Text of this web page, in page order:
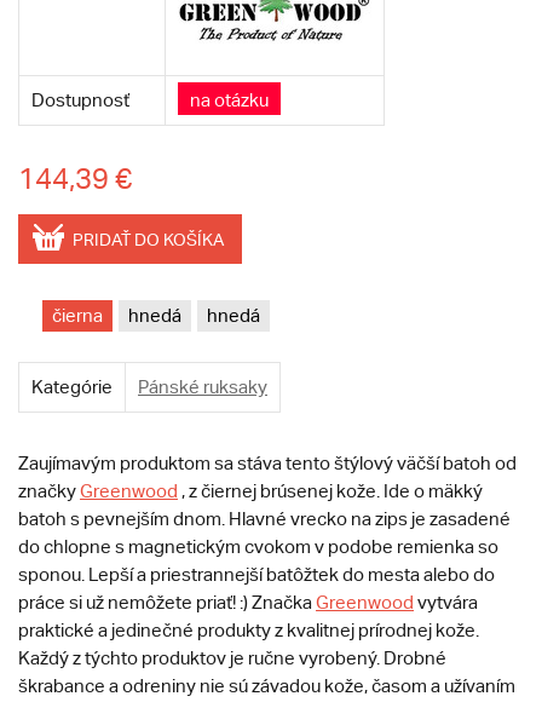
Dostupnosť na otázku
144,39 €
PRIDAŤ DO KOŠÍKA
čierna hnedá hnedá
Kategórie Pánské ruksaky
Zaujímavým produktom sa stáva tento štýlový väčší batoh od
značkyGreenwood , z čiernej brúsenej kože. Ide o mäkký
batoh s pevnejším dnom. Hlavné vrecko na zips je zasadené
do chlopne s magnetickým cvokom v podobe remienka so
sponou. Lepší a priestrannejší batôžtek do mesta alebo do
práce si už nemôžete priať! :) Značka Greenwood vytvára
praktické a jedinečné produkty z kvalitnej prírodnej kože.
Každý z týchto produktov je ručne vyrobený. Drobné
škrabance a odreniny nie sú závadou kože, časom a užívaním